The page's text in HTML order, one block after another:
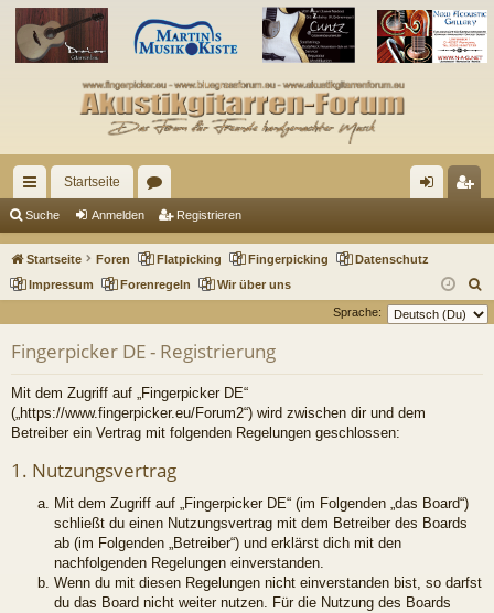
ch
ne
llz
riff
Startseite
en m
de
ist
rie
re
Suche Anmelden Registrieren
Startseite Foren Flatpicking Fingerpicking
Datenschutz
Impressum
Forenregeln Wir über uns
u
Sprache:
Fingerpicker DE - Registrierung
Mit dem Zugriff auf „Fingerpicker DE“
(„https://www.fingerpicker.eu/Forum2“) wird zwischen dir und dem
Betreiber ein Vertrag mit folgenden Regelungen geschlossen:
1. Nutzungsvertrag
Mit dem Zugriff auf „Fingerpicker DE“ (im Folgenden „das Board“)
schließt du einen Nutzungsvertrag mit dem Betreiber des Boards
ab (im Folgenden „Betreiber“) und erklärst dich mit den
nachfolgenden Regelungen einverstanden.
Wenn du mit diesen Regelungen nicht einverstanden bist, so darfst
du das Board nicht weiter nutzen. Für die Nutzung des Boards